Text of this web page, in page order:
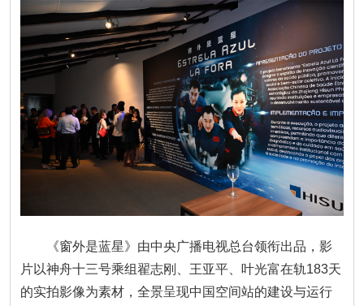
《窗外是蓝星》由中央广播电视总台领衔出品，影
片以神舟十三号乘组翟志刚、王亚平、叶光富在轨183天
的实拍影像为素材，全景呈现中国空间站的建设与运行